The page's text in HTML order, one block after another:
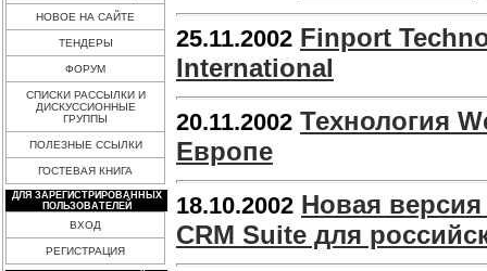
НОВОЕ НА САЙТЕ
ТЕНДЕРЫ
ФОРУМ
СПИСКИ РАССЫЛКИ И
ДИСКУССИОННЫЕ
ГРУППЫ
ПОЛЕЗНЫЕ ССЫЛКИ
ГОСТЕВАЯ КНИГА
ДЛЯ ЗАРЕГИСТРИРОВАННЫХ
ПОЛЬЗОВАТЕЛЕЙ
ВХОД
РЕГИСТРАЦИЯ
25.11.2002 Finport
International
20.11.2002 Технология
Европе
18.10.2002 Новая версия
CRM Suite для